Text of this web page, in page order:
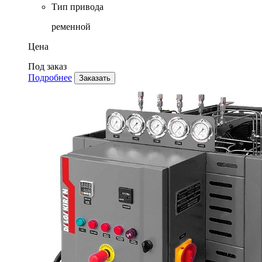
Тип привода
ременной
Цена
Под заказ
Подробнее
Заказать